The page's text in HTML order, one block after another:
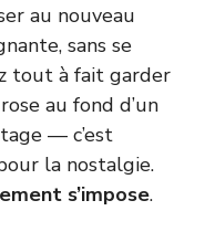
au nouveau
sans se
tout à fait garder
au fond d’un
— c’est
la nostalgie.
s’impose.